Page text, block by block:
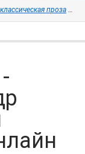
проза »